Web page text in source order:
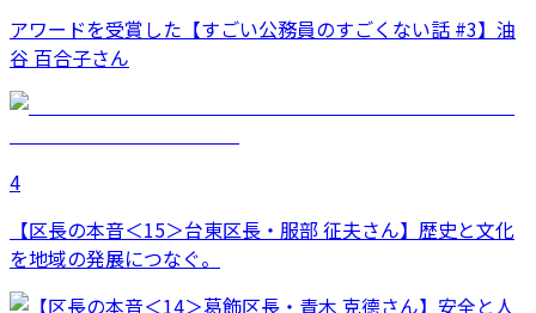
アワードを受賞した【すごい公務員のすごくない話 #3】油
谷 百合子さん
4
【区長の本音＜15＞台東区長・服部 征夫さん】歴史と文化
を地域の発展につなぐ。